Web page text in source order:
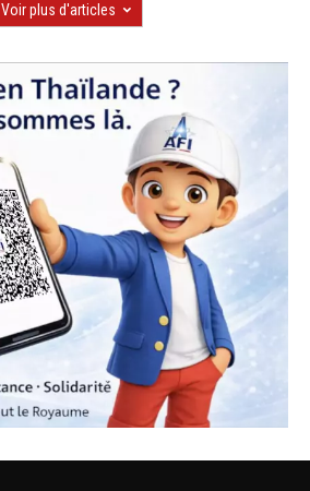
Voir plus d'articles